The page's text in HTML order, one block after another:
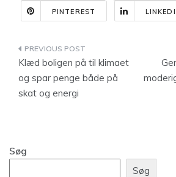
PINTEREST
Indlægsnavigation
Klæd boligen på til klimaet
og spar penge både på
skat og energi
Søg
Søg